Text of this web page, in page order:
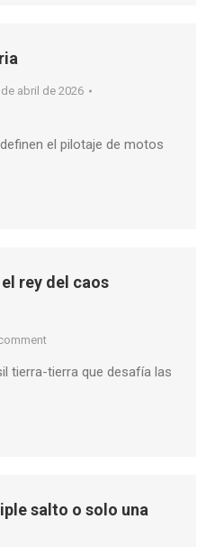
abril de 2026
el pilotaje de motos
rey del caos
tierra-tierra que desafía las
salto o solo una